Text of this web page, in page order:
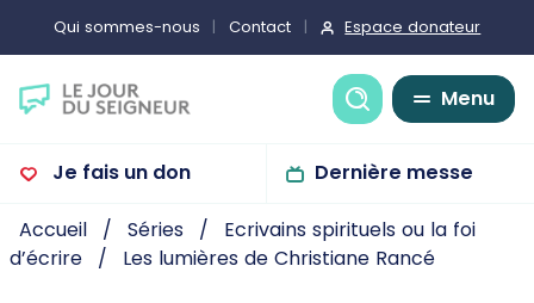
Qui sommes-nous Contact Espace donateur
Recherche
Menu
Je fais un don Dernière messe
Accueil Séries
Ecrivains spirituels ou la foi
d’écrire
Les lumières de Christiane Rancé